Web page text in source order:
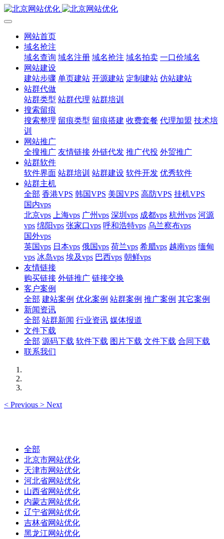
网站首页
域名抢注
域名查询 域名注册 域名抢注 域名拍卖 一口价域名
网站建设
建站步骤 单页建站 开源建站 定制建站 仿站建站
站群代做
站群类型 站群代理 站群培训
搜索留痕
搜索整理 留痕类型 留痕搭建 收费套餐 代理加盟 技术培
训
网站推广
全搜推广 友情链接 外链代发 推广代投 外贸推广
站群软件
软件界面 站群培训 站群建设 软件开发 优秀软件
站群主机
全部 香港VPS 韩国VPS 美国VPS 高防VPS 挂机VPS
国内vps
北京vps
上海vps 广州vps 深圳vps 成都vps 杭州vps 河源
vps 绵阳vps 张家口vps 呼和浩特vps 乌兰察布vps
国外vps
英国vps 日本vps 俄国vps 荷兰vps 希腊vps 越南vps 缅甸
vps 冰岛vps 埃及vps 巴西vps 朝鲜vps
友情链接
购买链接 外链推广 链接交换
客户案例
全部 建站案例 优化案例 站群案例 推广案例 其它案例
新闻资讯
全部 站群新闻 行业资讯 媒体报道
文件下载
全部 源码下载 软件下载 图片下载 文件下载 合同下载
联系我们
< Previous > Next
全部
北京市网站优化
天津市网站优化
河北省网站优化
山西省网站优化
内蒙古网站优化
辽宁省网站优化
吉林省网站优化
黑龙江网站优化